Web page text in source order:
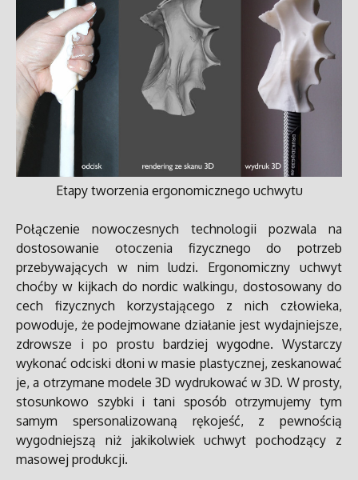
Etapy tworzenia ergonomicznego uchwytu
Połączenie nowoczesnych technologii pozwala na
dostosowanie otoczenia fizycznego do potrzeb
przebywających w nim ludzi. Ergonomiczny uchwyt
choćby w kijkach do nordic walkingu, dostosowany do
cech fizycznych korzystającego z nich człowieka,
powoduje, że podejmowane działanie jest wydajniejsze,
zdrowsze i po prostu bardziej wygodne. Wystarczy
wykonać odciski dłoni w masie plastycznej, zeskanować
je, a otrzymane modele 3D wydrukować w 3D. W prosty,
stosunkowo szybki i tani sposób otrzymujemy tym
samym spersonalizowaną rękojeść, z pewnością
wygodniejszą niż jakikolwiek uchwyt pochodzący z
masowej produkcji.